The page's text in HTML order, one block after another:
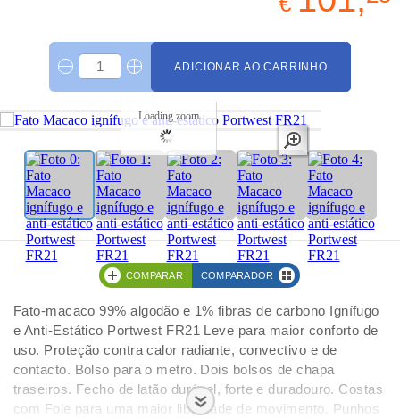
ADICIONAR AO CARRINHO
Loading zoom
COMPARAR COMPARADOR
Fato-macaco 99% algodão e 1% fibras de carbono Ignífugo
e Anti-Estático Portwest FR21 Leve para maior conforto de
uso. Proteção contra calor radiante, convectivo e de
contacto. Bolso para o metro. Dois bolsos de chapa
traseiros. Fecho de latão durável, forte e duradouro. Costas
com Fole para uma maior liberdade de movimento. Punhos